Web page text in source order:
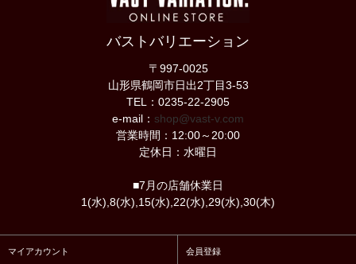
バストバリエーション
〒997-0025
山形県鶴岡市日出2丁目3-53
TEL：0235-22-2905
e-mail： shop@vast-v.com
営業時間：12:00～20:00
定休日：水曜日
■7月の店舗休業日
1(水),8(水),15(水),22(水),29(水),30(木)
マイアカウント 会員登録